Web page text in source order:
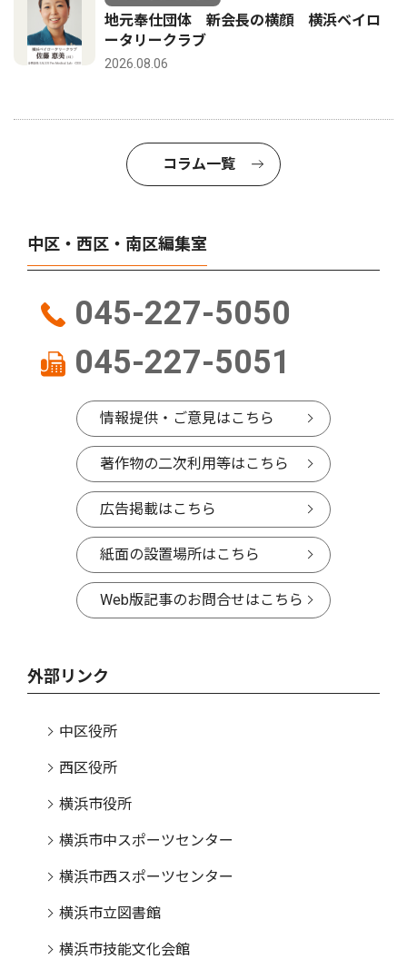
地元奉仕団体 新会長の横顔 横浜ベイロ
ータリークラブ
2026.08.06
コラム一覧
中区・西区・南区編集室
045-227-5050
045-227-5051
情報提供・ご意見はこちら
著作物の二次利用等はこちら
広告掲載はこちら
紙面の設置場所はこちら
Web版記事のお問合せはこちら
外部リンク
中区役所
西区役所
横浜市役所
横浜市中スポーツセンター
横浜市西スポーツセンター
横浜市立図書館
横浜市技能文化会館